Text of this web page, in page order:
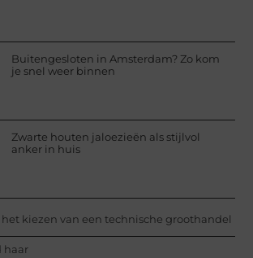
Buitengesloten in Amsterdam? Zo kom
je snel weer binnen
Zwarte houten jaloezieën als stijlvol
anker in huis
kiezen van een technische groothandel
haar